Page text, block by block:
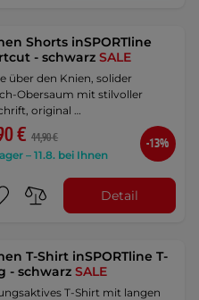
Shorts inSPORTline
- schwarzSALE
über den Knien, solider
Obersaum mit stilvoller
original …
€ 44,90 €
– 11.8. bei Ihnen
-13%
Detail
T-Shirt inSPORTline T-
- schwarzSALE
T-Shirt mit langen